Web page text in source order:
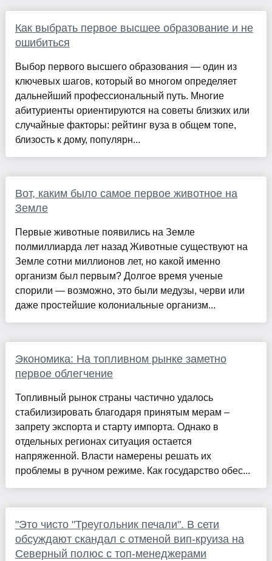
Как выбрать первое высшее образование и не
ошибиться
Выбор первого высшего образования — один из
ключевых шагов, который во многом определяет
дальнейший профессиональный путь. Многие
абитуриенты ориентируются на советы близких или
случайные факторы: рейтинг вуза в общем топе,
близость к дому, популярн...
Вот, каким было самое первое животное на
Земле
Первые животные появились на Земле
полмиллиарда лет назад Животные существуют на
Земле сотни миллионов лет, но какой именно
организм был первым? Долгое время ученые
спорили — возможно, это были медузы, черви или
даже простейшие колониальные организм...
Экономика: На топливном рынке заметно
первое облегчение
Топливный рынок страны частично удалось
стабилизировать благодаря принятым мерам –
запрету экспорта и старту импорта. Однако в
отдельных регионах ситуация остается
напряженной. Власти намерены решать их
проблемы в ручном режиме. Как государство обес...
"Это чисто "Треугольник печали". В сети
обсуждают скандал с отменой вип-круиза на
Северный полюс с топ-менеджерами